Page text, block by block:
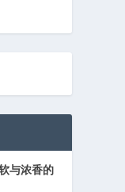
与浓香的